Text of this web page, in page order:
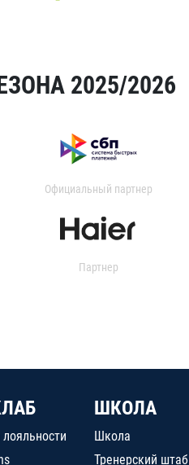
2025/2026
Официальный партнер
Партнер
ШКОЛА
Школа
Тренерский штаб